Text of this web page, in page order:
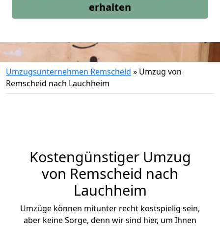
erhalten
Umzugsunternehmen Remscheid » Umzug von
Remscheid nach Lauchheim
Kostengünstiger Umzug
von Remscheid nach
Lauchheim
Umzüge können mitunter recht kostspielig sein,
aber keine Sorge, denn wir sind hier, um Ihnen